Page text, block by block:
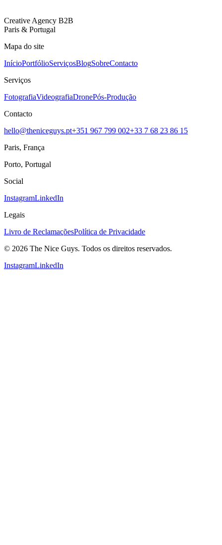
Creative Agency B2B
Paris & Portugal
Mapa do site
InícioPortfólioServiçosBlogSobreContacto
Serviços
FotografiaVideografiaDronePós-Produção
Contacto
hello@theniceguys.pt+351 967 799 002+33 7 68 23 86 15
Paris, França
Porto, Portugal
Social
InstagramLinkedIn
Legais
Livro de ReclamaçõesPolítica de Privacidade
© 2026 The Nice Guys. Todos os direitos reservados.
InstagramLinkedIn